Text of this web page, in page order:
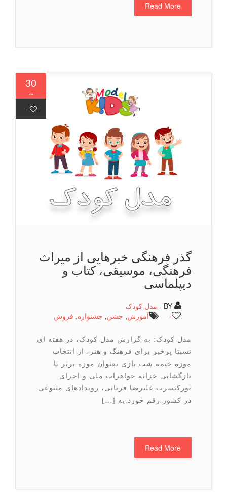
Read More
گذر فرهنگی خبرهایی از میراث
فرهنگی، موسیقی، کتاب و
دیپلماسی
مدل کودک
آموزش,جشن,جشنواره ,فروش
مدل کودک: به گزارش مدل کودک، در هفته ای
نسبتا پرخبر برای فرهنگ و هنر، از انتخاب
موزه خیمه شب بازی بعنوان موزه برتر تا
بازگشایی خزانه جواهرات ملی و اجرای
تورکنسرت علیرضا قربانی، رویدادهای متنوعی
در کشور رقم خورد.به […]
Read More